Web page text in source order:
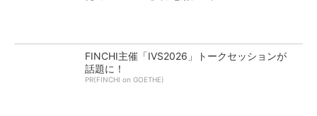
FINCHI主催「IVS2026」トークセッションが
話題に！
PR(FINCHI on GOETHE)